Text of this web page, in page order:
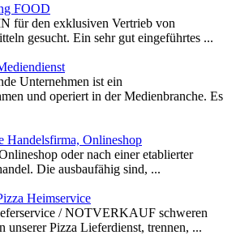
FOOD
für den exklusiven Vertrieb von
gesucht. Ein sehr gut eingeführtes ...
Unternehmen ist ein
und operiert in der Medienbranche. Es
Handelsfirma, Onlineshop
oder nach einer etablierter
Die ausbaufähig sind, ...
Heimservice
/ NOTVERKAUF schweren
unserer Pizza Lieferdienst, trennen, ...